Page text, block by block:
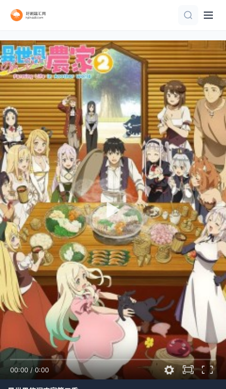
00:00 / 0:00
更新至08集
HD国语
第107集已完结
更新至10集
第50集已完结
连载中 连载到5集
DVD中字
第60集完结
更新至09集
更新至04集